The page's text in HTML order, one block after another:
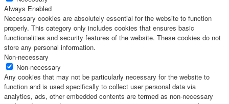
Always Enabled
Necessary cookies are absolutely essential for the website to function
properly. This category only includes cookies that ensures basic
functionalities and security features of the website. These cookies do not
store any personal information.
Non-necessary
Non-necessary
Any cookies that may not be particularly necessary for the website to
function and is used specifically to collect user personal data via
analytics, ads, other embedded contents are termed as non-necessary